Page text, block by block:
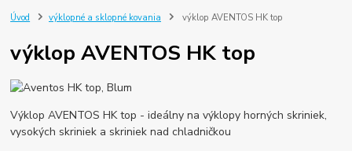
Úvod výklopné a sklopné kovania výklop AVENTOS HK top
výklop AVENTOS HK top
Výklop AVENTOS HK top - ideálny na výklopy horných skriniek,
vysokých skriniek a skriniek nad chladničkou